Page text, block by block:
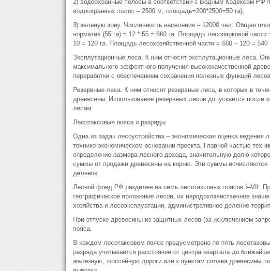
2) водоохранные полосы в соответствии с Водным Кодексом РФ
водоохранных полос – 2500 м, площадь=200*2500=50 га);
3) зеленую зону. Численность населения – 12000 чел. Общая
норматив (55 га) = 12 * 55 = 660 га. Площадь лесопарковой
10 = 120 га. Площадь лесохозяйственной части = 660 – 120 = 540
Эксплутационные леса. К ним относят эксплутационные леса.
максимального эффектного получения высококачественной
переработки с обеспечением сохранения полезных функций
Резервные леса. К ним относят резервные леса, в которых в
древесины. Использование резервных лесов допускается после
лесам.
Лесотаксовые пояса и разряды
Одна из задач лесоустройства – экономическая оценка ведения
технико-экономическом основании проекта. Главной частью
определение размера лесного дохода, значительную долю
суммы от продажи древесины на корню. Эти суммы исчисляются
делянок.
Лесной фонд РФ разделен на семь лесотаксовых поясов I–VII.
географическое положение лесов, их народохозяиственное
хозяйства и лесоэксплуатации, административное деление
При отпуске древесины из защитных лесов (за исключением
пояса.
В каждом лесотаксовом поясе предусмотрено по пять
разряда учитывается расстояние от центра квартала до
железную, шоссейную дороги или к пунктам сплава древесины